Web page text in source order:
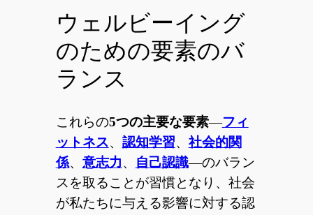
ウェルビーイング
のための要素のバ
ランス
これらの5つの主要な要素—フィ
ットネス、 認知学習、 社会的関
係、 意志力、 自己認識—のバラン
スを取ることが習慣となり、社会
が私たちに与える影響に対する認